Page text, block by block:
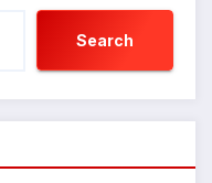
Search